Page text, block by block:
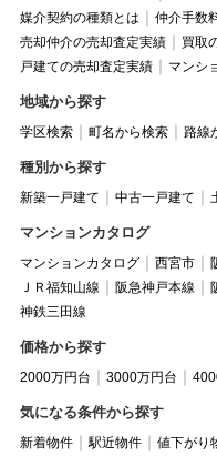
媒介契約の種類とは
仲介手数
売却仲介の売却査定実績
買取
戸建ての売却査定実績
マンシ
地域から探す
学区検索 町名から検索 路線
種別から探す
新築一戸建て 中古一戸建て
マンションカタログ
マンションカタログ 西宮市
ＪＲ福知山線
阪急神戸本線
神鉄三田線
価格から探す
2000万円台 3000万円台
気になる条件から探す
新着物件 駅近物件 値下がり